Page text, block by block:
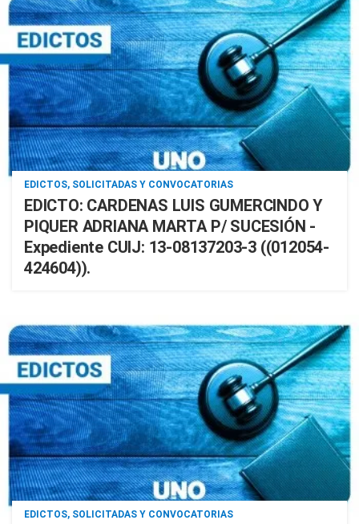
EDICTOS, SOLICITADAS Y CONVOCATORIAS
EDICTO: CARDENAS LUIS GUMERCINDO Y
PIQUER ADRIANA MARTA P/ SUCESIÓN -
Expediente CUIJ: 13-08137203-3 ((012054-
424604)).
EDICTOS, SOLICITADAS Y CONVOCATORIAS